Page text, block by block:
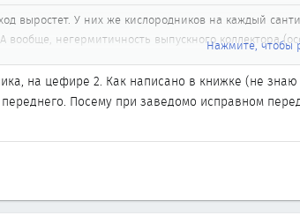
выростет. У них же кислородников на каждый
вообще, негермитичность выпускного коллектора
Нажмите, чтобы
на цефире 2. Как написано в книжке (не
Посему при заведомо исправном